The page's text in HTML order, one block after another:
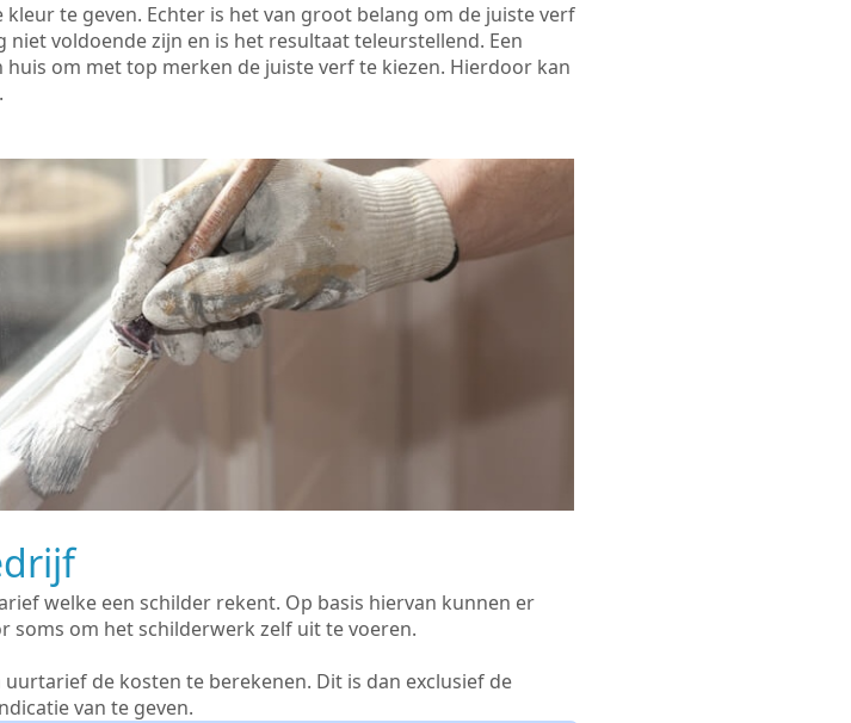
te geven. Echter is het van groot belang om de juiste verf
voldoende zijn en is het resultaat teleurstellend. Een
om met top merken de juiste verf te kiezen. Hierdoor kan
welke een schilder rekent. Op basis hiervan kunnen er
soms om het schilderwerk zelf uit te voeren.
de kosten te berekenen. Dit is dan exclusief de
van te geven.